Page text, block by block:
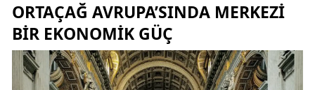
ORTAÇAĞ AVRUPA’SINDA MERKEZI
BIR EKONOMIK GÜÇ